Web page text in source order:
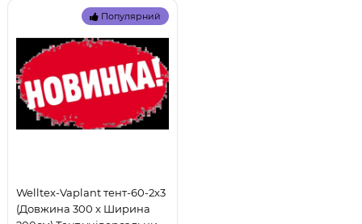
Популярний
Welltex-Vaplant тент-60-2x3
(Довжина 300 x Ширина